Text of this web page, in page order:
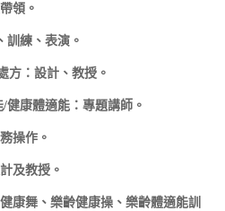
領。
訓練、表演。
方：設計、教授。
康體適能：專題講師。
操作。
及教授。
康舞、樂齡健康操、樂齡體適能訓